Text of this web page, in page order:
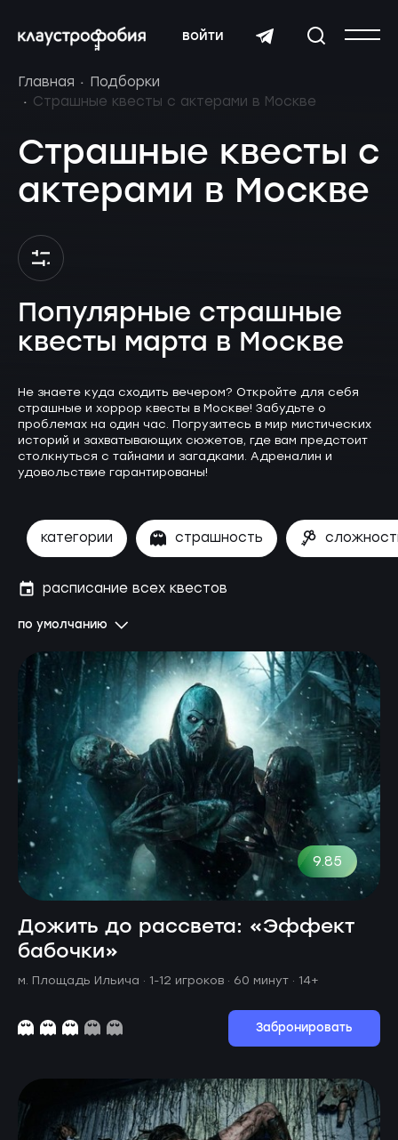
войти
Главная
Подборки
Страшные квесты с актерами в Москве
Страшные квесты с
актерами в Москве
Популярные страшные
квесты марта в Москве
Не знаете куда сходить вечером? Откройте для себя
страшные и хоррор квесты в Москве! Забудьте о
проблемах на один час. Погрузитесь в мир мистических
историй и захватывающих сюжетов, где вам предстоит
столкнуться с тайнами и загадками. Адреналин и
удовольствие гарантированы!
категории страшность
по умолчанию
расписание всех квестов
9.85
Дожить до рассвета: «Эффект
бабочки»
м. Площадь Ильича · 1-12 игроков · 60 минут · 14+
Забронировать